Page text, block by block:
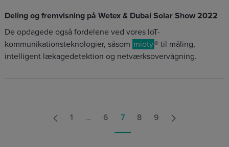
Deling og fremvisning på Wetex & Dubai Solar Show 2022
De opdagede også fordelene ved vores IoT-
kommunikationsteknologier, såsom mioty® til måling,
intelligent lækagedetektion og netværksovervågning.
1 … 6 7 8 9